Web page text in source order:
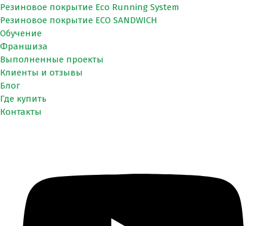
Резиновое покрытие Eco Running System
Резиновое покрытие ECO SANDWICH
Обучение
Франшиза
Выполненные проекты
Клиенты и отзывы
Блог
Где купить
Контакты